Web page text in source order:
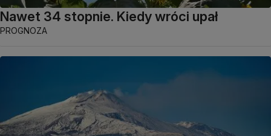
Nawet 34 stopnie. Kiedy wróci upał
PROGNOZA